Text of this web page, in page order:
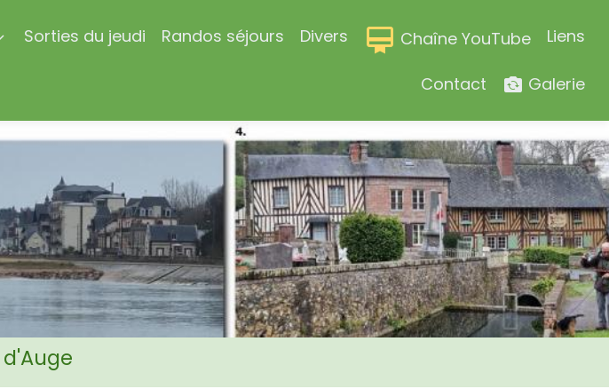
Sorties du jeudi Randos séjours Divers Chaîne YouTube Liens
Contact Galerie
d'Auge